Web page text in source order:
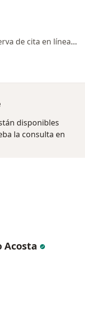
Este especialista no ofrece reserva de cita en línea en esta dirección.
disponibles
la consulta en
Acosta